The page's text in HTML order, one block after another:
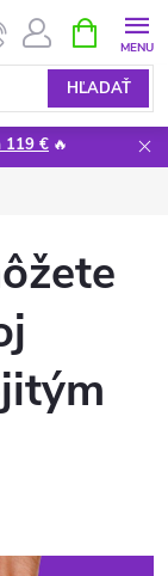
HĽADAŤ
KOŠÍK
119 € 🔥